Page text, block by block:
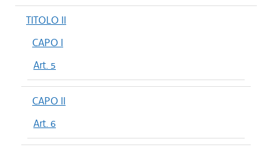
TITOLO II
CAPO I
Art. 5
CAPO II
Art. 6